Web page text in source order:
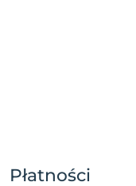
Płatności